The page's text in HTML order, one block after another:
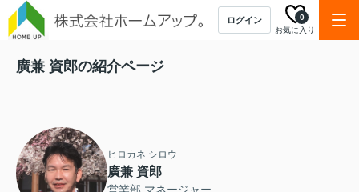
ログイン
お気に入り
0
廣兼 資郎の紹介ページ
ヒロカネ シロウ
廣兼 資郎